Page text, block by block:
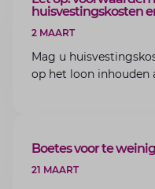
huisvestingskosten
2 MAART
Mag u
op het loon
ARTIKEL
Boetes voor te
21 MAART